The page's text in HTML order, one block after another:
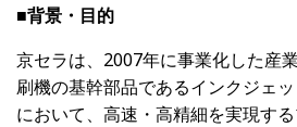
■背景・目的
京セラは、2007年に事業化した産
刷機の基幹部品であるインクジェ
において、高速・高精細を実現す